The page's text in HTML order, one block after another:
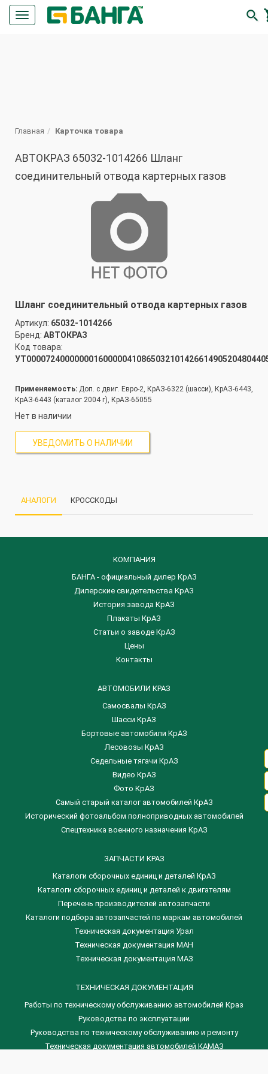
Кнопка
меню

Главная Карточка товара
АВТОКРАЗ 65032-1014266 Шланг
соединительный отвода картерных газов
Шланг соединительный отвода картерных газов
Артикул: 65032-1014266
Бренд: АВТОКРАЗ
Код товара:
Применяемость: Доп. с двиг. Евро-2, КрАЗ-6322 (шасси), КрАЗ-6443,
КрАЗ-6443 (каталог 2004 г), КрАЗ-65055
Нет в наличии
УВЕДОМИТЬ О НАЛИЧИИ
АНАЛОГИ КРОССКОДЫ
КОМПАНИЯ
БАНГА - официальный дилер КрАЗ
Дилерские свидетельства КрАЗ
История завода КрАЗ
Плакаты КрАЗ
Статьи о заводе КрАЗ
Цены
Контакты
АВТОМОБИЛИ КРАЗ
Самосвалы КрАЗ
Шасси КрАЗ
Бортовые автомобили КрАЗ
Лесовозы КрАЗ
Седельные тягачи КрАЗ
Видео КрАЗ
Фото КрАЗ
Самый старый каталог автомобилей КрАЗ
Исторический фотоальбом полноприводных автомобилей
Спецтехника военного назначения КрАЗ
ЗАПЧАСТИ КРАЗ
Каталоги сборочных единиц и деталей КрАЗ
​Каталоги сборочных единиц и деталей к двигателям
Перечень производителей автозапчасти
Каталоги подбора автозапчастей по маркам автомобилей
Техническая документация Урал
Техническая документация МАН
Техническая документация МАЗ
ТЕХНИЧЕСКАЯ ДОКУМЕНТАЦИЯ
Работы по техническому обслуживанию автомобилей Краз
Руководства по эксплуатации
Руководства по техническому обслуживанию и ремонту
Техническая документация автомобилей КАМАЗ